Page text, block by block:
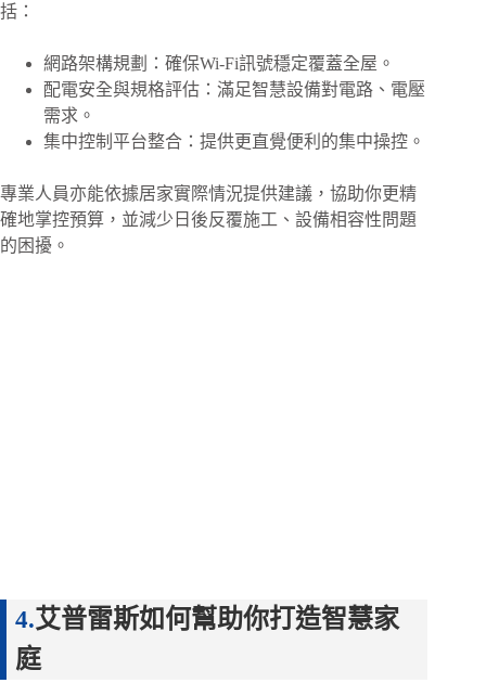
括：
網路架構規劃：確保Wi-Fi訊號穩定覆蓋全屋。
配電安全與規格評估：滿足智慧設備對電路、電壓
需求。
集中控制平台整合：提供更直覺便利的集中操控。
專業人員亦能依據居家實際情況提供建議，協助你更精
確地掌控預算，並減少日後反覆施工、設備相容性問題
的困擾。
艾普雷斯如何幫助你打造智慧家
庭